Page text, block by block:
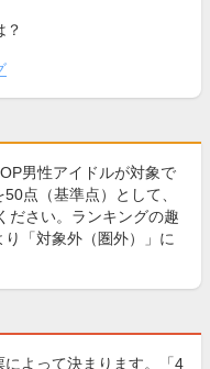
？
男性アイドルが対象で
点（基準点）として、
ださい。ランキングの趣
「対象外（圏外）」に
よって決まります。「4